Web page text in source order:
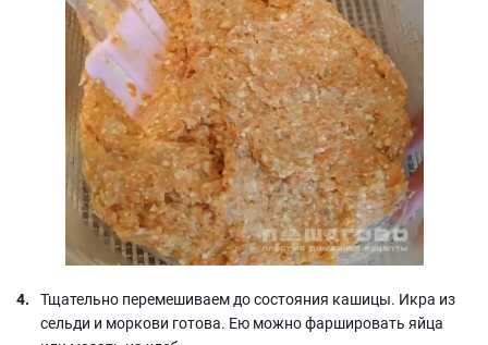
Тщательно перемешиваем до состояния кашицы. Икра из
сельди и моркови готова. Ею можно фаршировать яйца